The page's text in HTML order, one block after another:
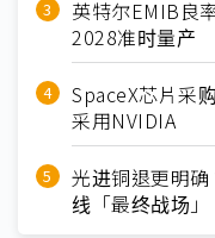
英特尔EMIB良
2028准时量产
SpaceX芯片采
采用NVIDIA
光进铜退更明
线「最终战场」